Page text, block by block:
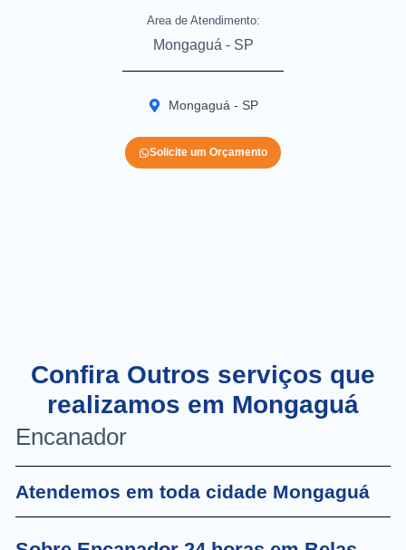
Area de Atendimento:
Mongaguá - SP
Mongaguá - SP
Solicite um Orçamento
Confira Outros serviços que
realizamos em Mongaguá
Encanador
Atendemos em toda cidade Mongaguá